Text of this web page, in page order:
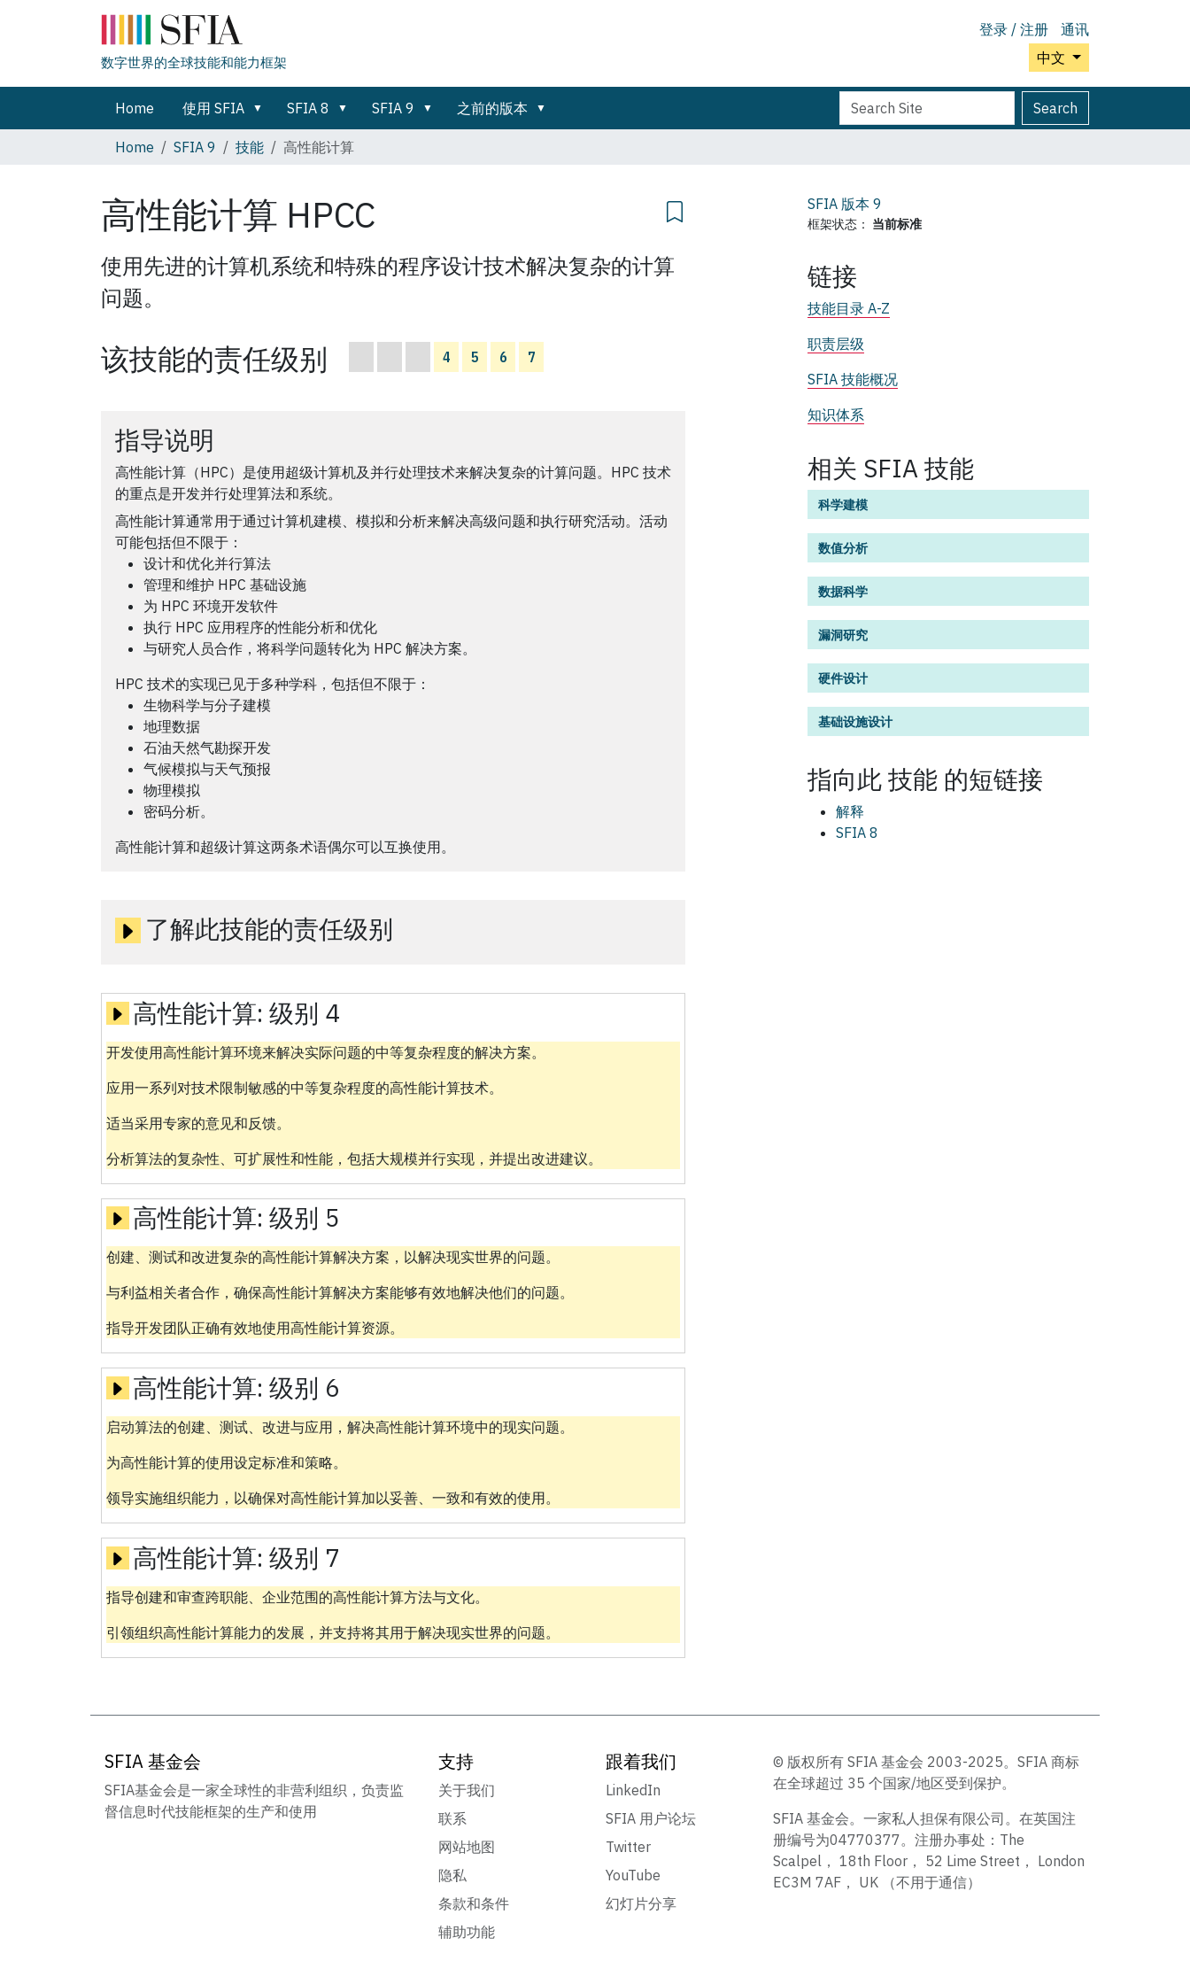
登录 / 注册
通讯
中文
数字世界的全球技能和能力框架
Home 使用 SFIA SFIA 8 SFIA 9 之前的版本
Search
Site
Search
Advanced
Search…
Home
SFIA 9 技能 高性能计算
高性能计算 HPCC
使用先进的计算机系统和特殊的程序设计技术解决复杂的计算
问题。
该技能的责任级别 4 5 6 7
指导说明
高性能计算（HPC）是使用超级计算机及并行处理技术来解决复杂的计算问题。HPC 技术
的重点是开发并行处理算法和系统。
高性能计算通常用于通过计算机建模、模拟和分析来解决高级问题和执行研究活动。活动
可能包括但不限于：
设计和优化并行算法
管理和维护 HPC 基础设施
为 HPC 环境开发软件
执行 HPC 应用程序的性能分析和优化
与研究人员合作，将科学问题转化为 HPC 解决方案。
HPC 技术的实现已见于多种学科，包括但不限于：
生物科学与分子建模
地理数据
石油天然气勘探开发
气候模拟与天气预报
物理模拟
密码分析。
高性能计算和超级计算这两条术语偶尔可以互换使用。
了解此技能的责任级别
高性能计算: 级别 4
开发使用高性能计算环境来解决实际问题的中等复杂程度的解决方案。
应用一系列对技术限制敏感的中等复杂程度的高性能计算技术。
适当采用专家的意见和反馈。
分析算法的复杂性、可扩展性和性能，包括大规模并行实现，并提出改进建议。
高性能计算: 级别 5
创建、测试和改进复杂的高性能计算解决方案，以解决现实世界的问题。
与利益相关者合作，确保高性能计算解决方案能够有效地解决他们的问题。
指导开发团队正确有效地使用高性能计算资源。
高性能计算: 级别 6
启动算法的创建、测试、改进与应用，解决高性能计算环境中的现实问题。
为高性能计算的使用设定标准和策略。
领导实施组织能力，以确保对高性能计算加以妥善、一致和有效的使用。
高性能计算: 级别 7
指导创建和审查跨职能、企业范围的高性能计算方法与文化。
引领组织高性能计算能力的发展，并支持将其用于解决现实世界的问题。
SFIA 版本 9
框架状态： 当前标准
链接
技能目录 A-Z
职责层级
SFIA 技能概况
知识体系
相关 SFIA 技能
科学建模
数值分析
数据科学
漏洞研究
硬件设计
基础设施设计
指向此技能 的短链接
解释
SFIA 8
SFIA 基金会
SFIA基金会是一家全球性的非营利组织，负责监
督信息时代技能框架的生产和使用
支持
关于我们
联系
网站地图
隐私
条款和条件
辅助功能
跟着我们
LinkedIn
SFIA 用户论坛
Twitter
YouTube
幻灯片分享
© 版权所有 SFIA 基金会 2003-2025。SFIA 商标
在全球超过 35 个国家/地区受到保护。
SFIA 基金会。一家私人担保有限公司。在英国注
册编号为04770377。注册办事处：The
Scalpel， 18th Floor， 52 Lime Street， London
EC3M 7AF， UK （不用于通信）